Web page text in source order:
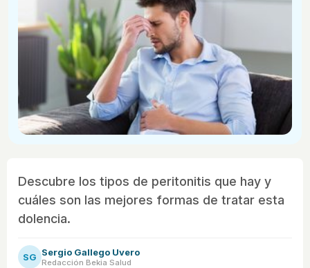
Descubre los tipos de peritonitis que hay y
cuáles son las mejores formas de tratar esta
dolencia.
SG Sergio Gallego Uvero
Redacción Bekia Salud